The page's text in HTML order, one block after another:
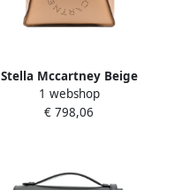
Stella Mccartney Beige
Tassen Collectie Beige
Dames
1 webshop
€ 798,06